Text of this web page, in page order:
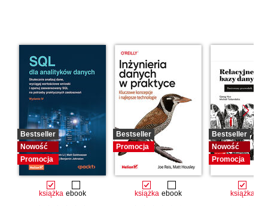
Bestseller
Nowość
Promocja
książka ebook
Bestseller
Promocja
książka ebook
Bestseller
Nowość
Promocja
książka